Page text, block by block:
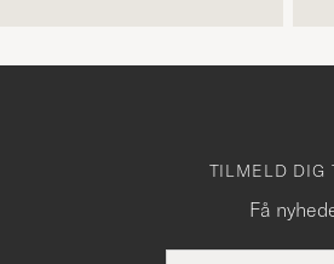
TILMELD DIG
Få